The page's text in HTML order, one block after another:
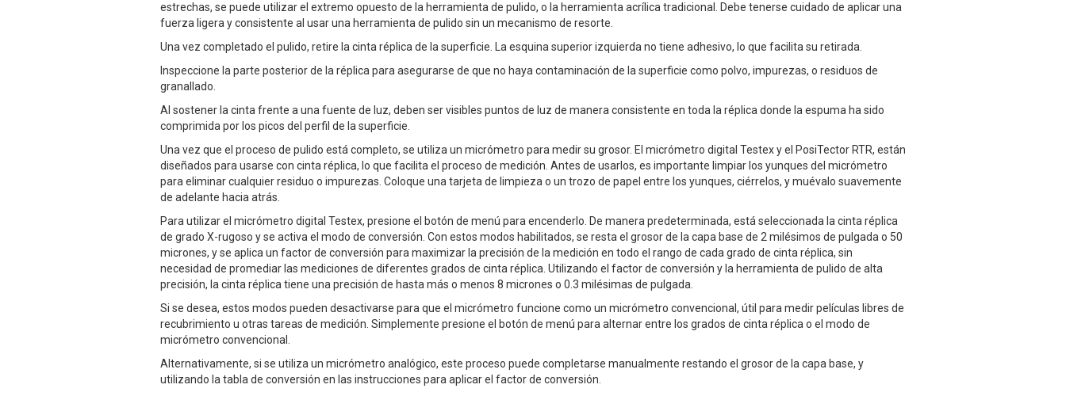
estrechas, se puede utilizar el extremo opuesto de la herramienta de pulido, o la herramienta acrílica tradicional. Debe tenerse cuidado de aplicar una
fuerza ligera y consistente al usar una herramienta de pulido sin un mecanismo de resorte.
Una vez completado el pulido, retire la cinta réplica de la superficie. La esquina superior izquierda no tiene adhesivo, lo que facilita su retirada.
Inspeccione la parte posterior de la réplica para asegurarse de que no haya contaminación de la superficie como polvo, impurezas, o residuos de
granallado.
Al sostener la cinta frente a una fuente de luz, deben ser visibles puntos de luz de manera consistente en toda la réplica donde la espuma ha sido
comprimida por los picos del perfil de la superficie.
Una vez que el proceso de pulido está completo, se utiliza un micrómetro para medir su grosor. El micrómetro digital Testex y el PosiTector RTR, están
diseñados para usarse con cinta réplica, lo que facilita el proceso de medición. Antes de usarlos, es importante limpiar los yunques del micrómetro
para eliminar cualquier residuo o impurezas. Coloque una tarjeta de limpieza o un trozo de papel entre los yunques, ciérrelos, y muévalo suavemente
de adelante hacia atrás.
Para utilizar el micrómetro digital Testex, presione el botón de menú para encenderlo. De manera predeterminada, está seleccionada la cinta réplica
de grado X-rugoso y se activa el modo de conversión. Con estos modos habilitados, se resta el grosor de la capa base de 2 milésimos de pulgada o 50
micrones, y se aplica un factor de conversión para maximizar la precisión de la medición en todo el rango de cada grado de cinta réplica, sin
necesidad de promediar las mediciones de diferentes grados de cinta réplica. Utilizando el factor de conversión y la herramienta de pulido de alta
precisión, la cinta réplica tiene una precisión de hasta más o menos 8 micrones o 0.3 milésimas de pulgada.
Si se desea, estos modos pueden desactivarse para que el micrómetro funcione como un micrómetro convencional, útil para medir películas libres de
recubrimiento u otras tareas de medición. Simplemente presione el botón de menú para alternar entre los grados de cinta réplica o el modo de
micrómetro convencional.
Alternativamente, si se utiliza un micrómetro analógico, este proceso puede completarse manualmente restando el grosor de la capa base, y
utilizando la tabla de conversión en las instrucciones para aplicar el factor de conversión.